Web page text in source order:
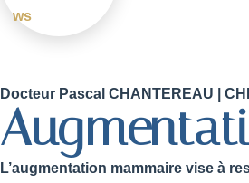
Docteur Pascal CHANTEREAU |
L’augmentation mammaire vise à